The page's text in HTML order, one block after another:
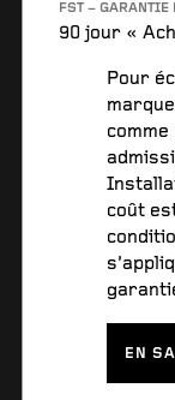
FST – GARANTIE
90 jour «
Pour
coût
EN